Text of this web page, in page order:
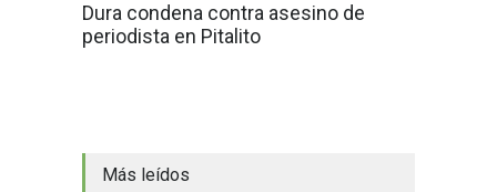
Dura condena contra asesino de
periodista en Pitalito
Más leídos